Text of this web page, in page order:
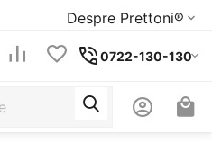
Despre Prettoni®
0722-130-130